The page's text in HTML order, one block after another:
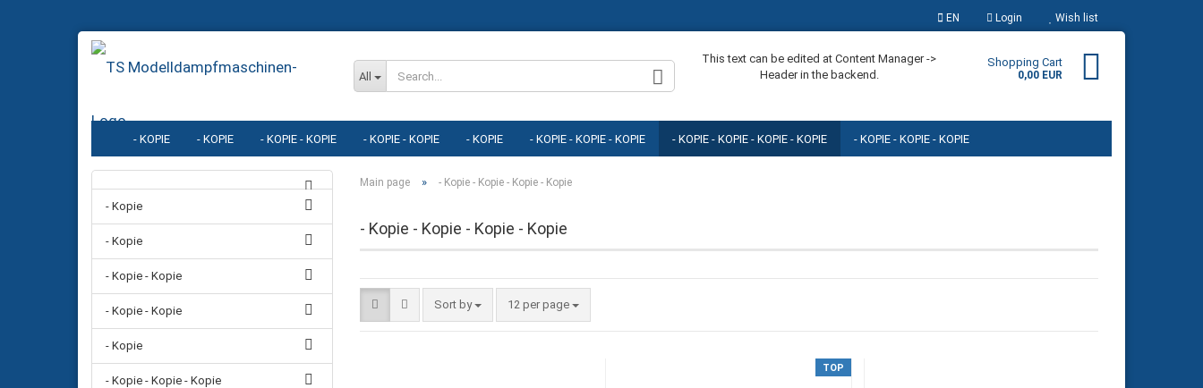
EN
Change language
Login Wish list
All
This text can be edited at Content Manager ->
Header in the backend.
Shopping Cart
0,00 EUR
- KOPIE - KOPIE - KOPIE - KOPIE - KOPIE - KOPIE - KOPIE - KOPIE - KOPIE - KOPIE - KOPIE - KOPIE - KOPIE - KOPIE - KOPIE - KOPIE - KOPIE
- KOPIE - KOPIE - KOPIE - KOPIE - KOPIE - KOPIE - KOPIE - KOPIE - KOPIE - KOPIE - KOPIE - KOPIE
- KOPIE - KOPIE - KOPIE - KOPIE - KOPIE - KOPIE - KOPIE - KOPIE
Main page » - Kopie - Kopie - Kopie - Kopie
- Kopie - Kopie - Kopie - Kopie
Sort by 12 per page
TOP
- Kopie
- Kopie
- Kopie - Kopie
- Kopie - Kopie
- Kopie
- Kopie - Kopie - Kopie